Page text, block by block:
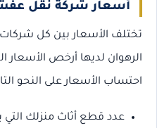
أسعار شركة نقل
تختلف الأسعار بين كل
الرهوان لديها أرخص الأسعار
احتساب الأسعار على النحو
عدد قطع أثاث منزلك التي